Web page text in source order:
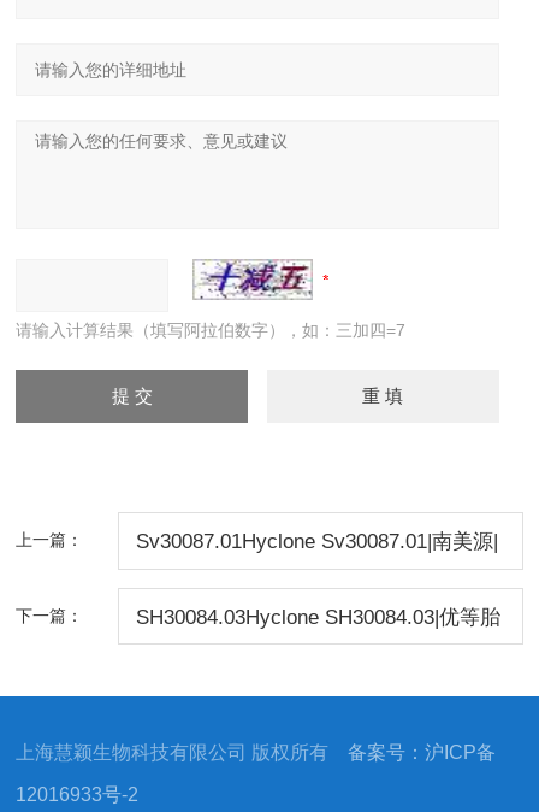
请输入计算结果（填写阿拉伯数字），如：三加四=7
上一篇： Sv30087.01Hyclone Sv30087.01|南美源|
下一篇： SH30084.03Hyclone SH30084.03|优等胎
上海慧颖生物科技有限公司 版权所有备案号：沪ICP备
12016933号-2